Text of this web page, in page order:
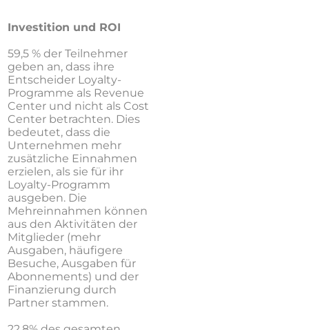
Investition und ROI
59,5 % der Teilnehmer
geben an, dass ihre
Entscheider Loyalty-
Programme als Revenue
Center und nicht als Cost
Center betrachten. Dies
bedeutet, dass die
Unternehmen mehr
zusätzliche Einnahmen
erzielen, als sie für ihr
Loyalty-Programm
ausgeben. Die
Mehreinnahmen können
aus den Aktivitäten der
Mitglieder (mehr
Ausgaben, häufigere
Besuche, Ausgaben für
Abonnements) und der
Finanzierung durch
Partner stammen.